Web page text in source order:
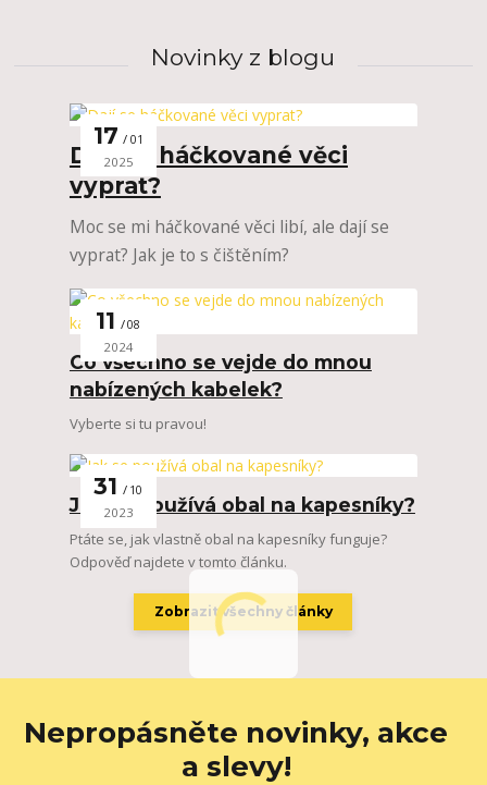
Novinky z blogu
17 01
2025
Dají se háčkované věci
vyprat?
Moc se mi háčkované věci libí, ale dají se
vyprat? Jak je to s čištěním?
11 08
2024
Co všechno se vejde do mnou
nabízených kabelek?
Vyberte si tu pravou!
31 10
2023
Jak se používá obal na kapesníky?
Ptáte se, jak vlastně obal na kapesníky funguje?
Odpověď najdete v tomto článku.
Zobrazit všechny články
Nepropásněte novinky, akce
a slevy!